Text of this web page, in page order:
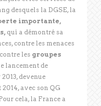
desquels la DGSE, la
importante,
qui a démontré sa
contre les menaces
les groupes
lancement de
devenue
avec son QG
cela, la France a